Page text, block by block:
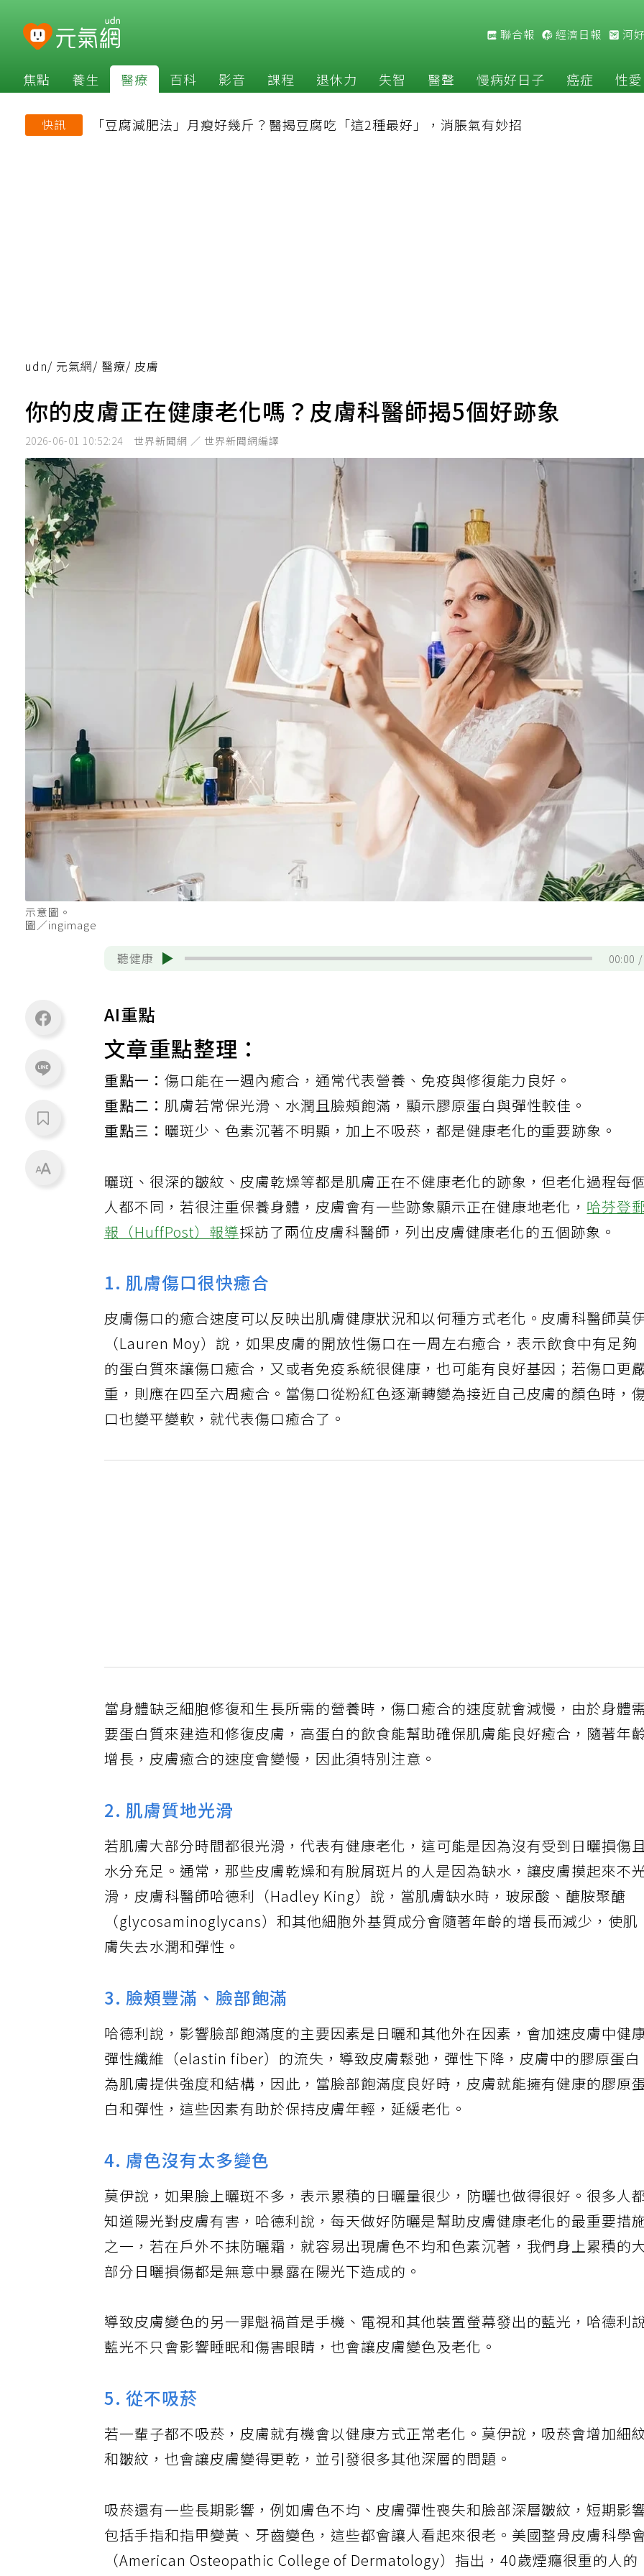
聯合報 經濟日報 河
焦點 養生 醫療 百科 影音 課程 退休力 失智 醫聲 慢病好日子 癌症 性愛
快訊 「豆腐減肥法」月瘦好幾斤？醫揭豆腐吃「這2種最好」，消脹氣有妙招
udn/ 元氣網/ 醫療/ 皮膚
你的皮膚正在健康老化嗎？皮膚科醫師揭5個好跡象
2026-06-01 10:52:24 世界新聞網 ／ 世界新聞網編譯
示意圖。
圖／ingimage
聽健康 00:00
AI重點
文章重點整理：
重點一：傷口能在一週內癒合，通常代表營養、免疫與修復能力良好。
重點二：肌膚若常保光滑、水潤且臉頰飽滿，顯示膠原蛋白與彈性較佳。
重點三： 曬斑少、色素沉著不明顯，加上不吸菸，都是健康老化的重要跡象。
曬斑、很深的皺紋、皮膚乾燥等都是肌膚正在不健康老化的跡象，但老化過程每
人都不同，若很注重保養身體，皮膚會有一些跡象顯示正在健康地老化，哈芬登
報（HuffPost）報導採訪了兩位皮膚科醫師，列出皮膚健康老化的五個跡象。
1. 肌膚傷口很快癒合
皮膚傷口的癒合速度可以反映出肌膚健康狀況和以何種方式老化。皮膚科醫師莫
（Lauren Moy）說，如果皮膚的開放性傷口在一周左右癒合，表示飲食中有足夠
的蛋白質來讓傷口癒合，又或者免疫系統很健康，也可能有良好基因；若傷口更
重，則應在四至六周癒合。當傷口從粉紅色逐漸轉變為接近自己皮膚的顏色時，
口也變平變軟，就代表傷口癒合了。
當身體缺乏細胞修復和生長所需的營養時，傷口癒合的速度就會減慢，由於身體
要蛋白質來建造和修復皮膚，高蛋白的飲食能幫助確保肌膚能良好癒合，隨著年
增長，皮膚癒合的速度會變慢，因此須特別注意。
2. 肌膚質地光滑
若肌膚大部分時間都很光滑，代表有健康老化，這可能是因為沒有受到日曬損傷
水分充足。通常，那些皮膚乾燥和有脫屑斑片的人是因為缺水，讓皮膚摸起來不
滑，皮膚科醫師哈德利（Hadley King）說，當肌膚缺水時，玻尿酸、醣胺聚醣
（glycosaminoglycans）和其他細胞外基質成分會隨著年齡的增長而減少，使肌
膚失去水潤和彈性。
3. 臉頰豐滿、臉部飽滿
哈德利說，影響臉部飽滿度的主要因素是日曬和其他外在因素，會加速皮膚中健
彈性纖維（elastin fiber）的流失，導致皮膚鬆弛，彈性下降，皮膚中的膠原蛋白
為肌膚提供強度和結構，因此，當臉部飽滿度良好時，皮膚就能擁有健康的膠原
白和彈性，這些因素有助於保持皮膚年輕，延緩老化。
4. 膚色沒有太多變色
莫伊說，如果臉上曬斑不多，表示累積的日曬量很少，防曬也做得很好。很多人
知道陽光對皮膚有害，哈德利說，每天做好防曬是幫助皮膚健康老化的最重要措
之一，若在戶外不抹防曬霜，就容易出現膚色不均和色素沉著，我們身上累積的
部分日曬損傷都是無意中暴露在陽光下造成的。
導致皮膚變色的另一罪魁禍首是手機、電視和其他裝置螢幕發出的藍光，哈德利
藍光不只會影響睡眠和傷害眼睛，也會讓皮膚變色及老化。
5. 從不吸菸
若一輩子都不吸菸，皮膚就有機會以健康方式正常老化。莫伊說，吸菸會增加細
和皺紋，也會讓皮膚變得更乾，並引發很多其他深層的問題。
吸菸還有一些長期影響，例如膚色不均、皮膚彈性喪失和臉部深層皺紋，短期影
包括手指和指甲變黃、牙齒變色，這些都會讓人看起來很老。美國整骨皮膚科學